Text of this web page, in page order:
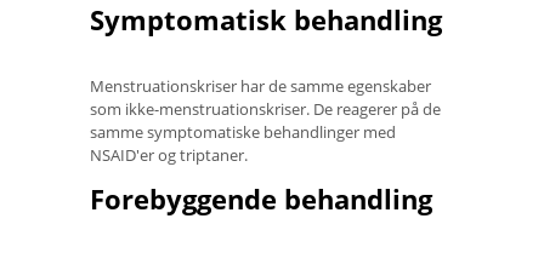
Symptomatisk behandling
Menstruationskriser har de samme egenskaber
som ikke-menstruationskriser. De reagerer på de
samme symptomatiske behandlinger med
NSAID'er og triptaner.
Forebyggende behandling